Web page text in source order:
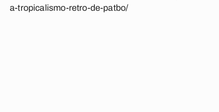
a-tropicalismo-retro-de-patbo/